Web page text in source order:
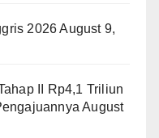
2026 August 9,
II Rp4,1 Triliun
August